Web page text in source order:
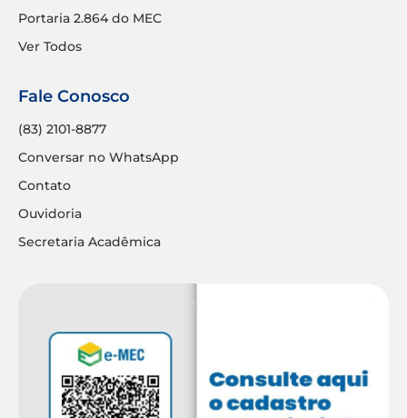
Portaria 2.864 do MEC
Ver Todos
Fale Conosco
(83) 2101-8877
Conversar no WhatsApp
Contato
Ouvidoria
Secretaria Acadêmica